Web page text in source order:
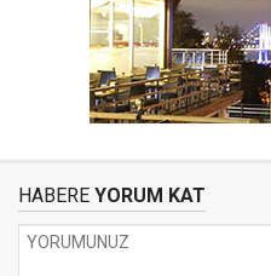
HABERE YORUM KAT